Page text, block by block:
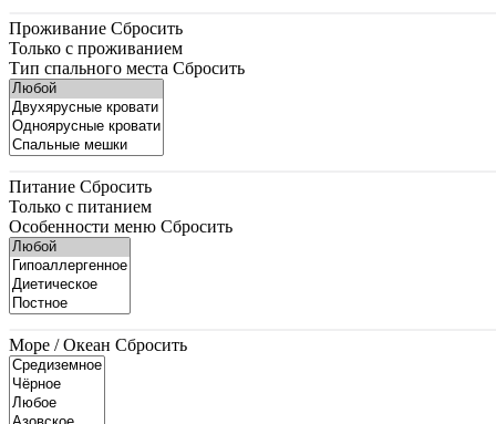
Проживание Сбросить
Только с проживанием
Тип спального места Сбросить
Питание Сбросить
Только с питанием
Особенности меню Сбросить
Море / Океан Сбросить